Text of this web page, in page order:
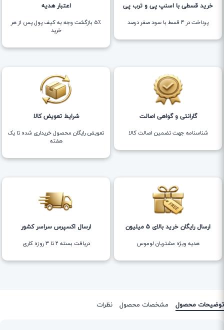
خرید قسطی با اسنپ پی و ترب پی
پرداخت در 4 قسط با سود صفر درصد
اعتبار هدیه
5٪ بازگشت وجه به کیف پول پس از هر
خرید
گارانتی و گواهی اصالت
شناسنامه جهت تضمین اصالت کالا
شرایط تعویض کالا
تعویض رایگان محصول خریداری شده تا یک
هفته
ارسال رایگان خرید بالای 5 میلیون
هدیه ویژه مشتریان لوموس
ارسال اکسپرس سراسر کشور
دریافت بسته ۲ تا ۳ روزه کاری
توضیحات محصول مشخصات محصول نظرات